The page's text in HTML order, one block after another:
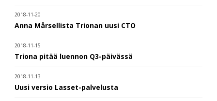
2018-11-20
Anna Mårsellista Trionan uusi CTO
2018-11-15
Triona pitää luennon Q3-päivässä
2018-11-13
Uusi versio Lasset-palvelusta